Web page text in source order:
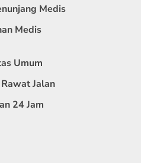
Medis
Medis
Umum
Jalan
24 Jam